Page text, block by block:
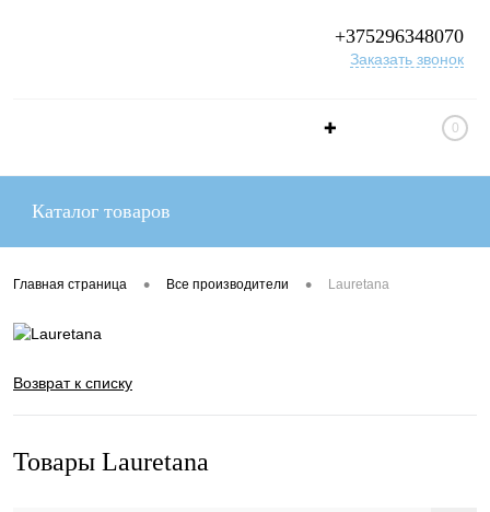
+375296348070
Заказать звонок
✚ 0
Каталог товаров
Главная страница • Все производители • Lauretana
Возврат к списку
Товары Lauretana